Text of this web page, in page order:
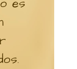
es